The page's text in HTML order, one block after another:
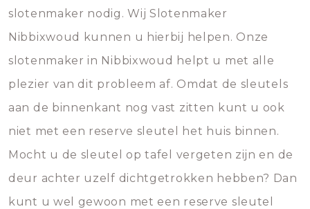
slotenmaker nodig. Wij Slotenmaker
Nibbixwoud kunnen u hierbij helpen. Onze
slotenmaker in Nibbixwoud helpt u met alle
plezier van dit probleem af. Omdat de sleutels
aan de binnenkant nog vast zitten kunt u ook
niet met een reserve sleutel het huis binnen.
Mocht u de sleutel op tafel vergeten zijn en de
deur achter uzelf dichtgetrokken hebben? Dan
kunt u wel gewoon met een reserve sleutel